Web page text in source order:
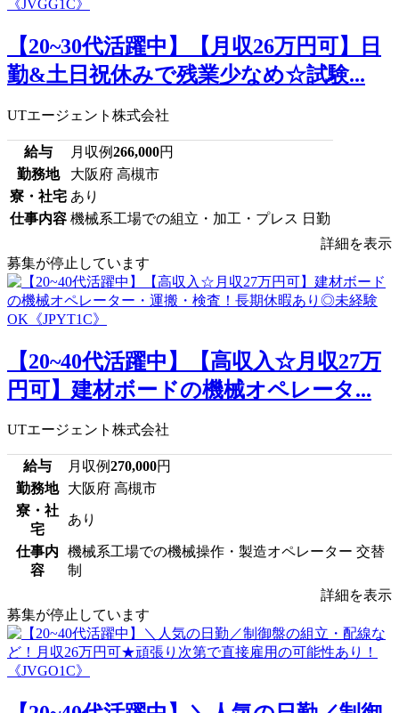
【20~30代活躍中】【月収26万円可】日
勤&土日祝休みで残業少なめ☆試験...
UTエージェント株式会社
給与 月収例266,000円
勤務地
大阪府 高槻市
寮・社宅 あり
仕事内容 機械系工場での組立・加工・プレス 日勤
詳細を表示
募集が停止しています
【20~40代活躍中】【高収入☆月収27万
円可】建材ボードの機械オペレータ...
UTエージェント株式会社
給与 月収例270,000円
勤務地
大阪府 高槻市
寮・社
宅
あり
仕事内
容
機械系工場での機械操作・製造オペレーター 交替
制
詳細を表示
募集が停止しています